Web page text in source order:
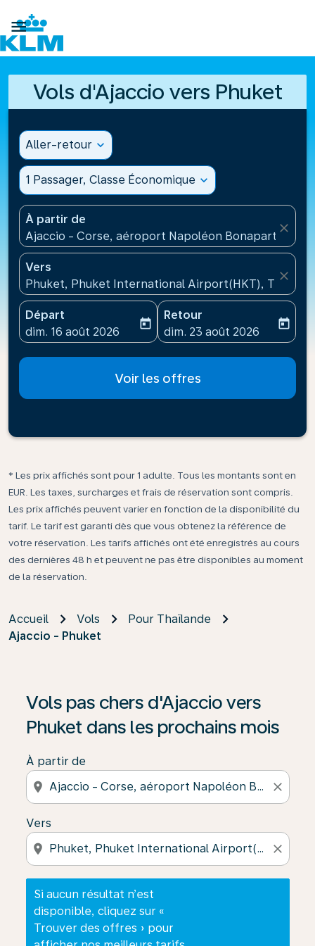

Vols d'Ajaccio vers Phuket
Aller-retour expand_more
1 Passager, Classe Économique expand_more
À partir de
Ajaccio - Corse, aéroport Napoléon
close
Vers
Phuket, Phuket International Airport(HKT),
close
Départ
fc-booking-departure-date-aria-label
dim. 16 août 2026
today
Retour
fc-booking-return-date-
dim. 23 août 2026
today
Voir les offres
* Les prix affichés sont pour 1 adulte. Tous les montants sont en
EUR. Les taxes, surcharges et frais de réservation sont compris.
Les prix affichés peuvent varier en fonction de la disponibilité du
tarif. Le tarif est garanti dès que vous obtenez la référence de
votre réservation. Les tarifs affichés ont été enregistrés au cours
des dernières 48 h et peuvent ne pas être disponibles au moment
de la réservation.
Accueil Vols
Pour Thaïlande
Ajaccio - Phuket
Vols pas chers d'Ajaccio vers
Phuket dans les prochains mois
À partir de
location_on close
Vers
location_on close
Si aucun résultat n’est
disponible, cliquez sur «
Trouver des offres » pour
Si aucun résultat n’est disponible, cliquez sur «